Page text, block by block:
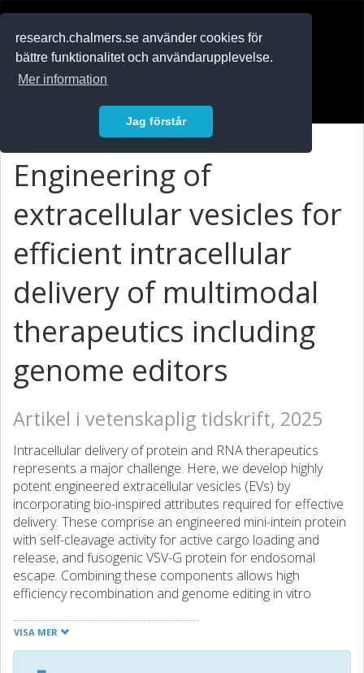
research.chalmers.se använder cookies för
bättre funktionalitet och användarupplevelse.
Mer information
Jag förstår
Engineering of
extracellular vesicles for
efficient intracellular
delivery of multimodal
therapeutics including
genome editors
Artikel i vetenskaplig tidskrift, 2025
Intracellular delivery of protein and RNA therapeutics
represents a major challenge. Here, we develop highly
potent engineered extracellular vesicles (EVs) by
incorporating bio-inspired attributes required for effective
delivery. These comprise an engineered mini-intein protein
with self-cleavage activity for active cargo loading and
release, and fusogenic VSV-G protein for endosomal
escape. Combining these components allows high
efficiency recombination and genome editing in vitro
Cas9/sgRNA RNP cargoes, respectively. In vivo, infusion of
a single dose Cre loaded EVs into the lateral ventricle in
VISA MER